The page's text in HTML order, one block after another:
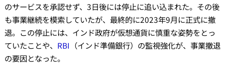
のサービスを承認せず、3日後には停止に追い込まれた。その後
も事業継続を模索していたが、最終的に2023年9月に正式に撤
退。この停止には、インド政府が仮想通貨に慎重な姿勢をとっ
ていたことや、 RBI （インド準備銀行）の監視強化が、事業撤退
の要因となった。